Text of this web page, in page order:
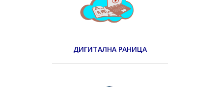
ДИГИТАЛНА РАНИЦА